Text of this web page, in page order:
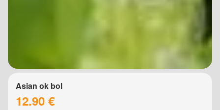
Asian ok bol
12.90 €